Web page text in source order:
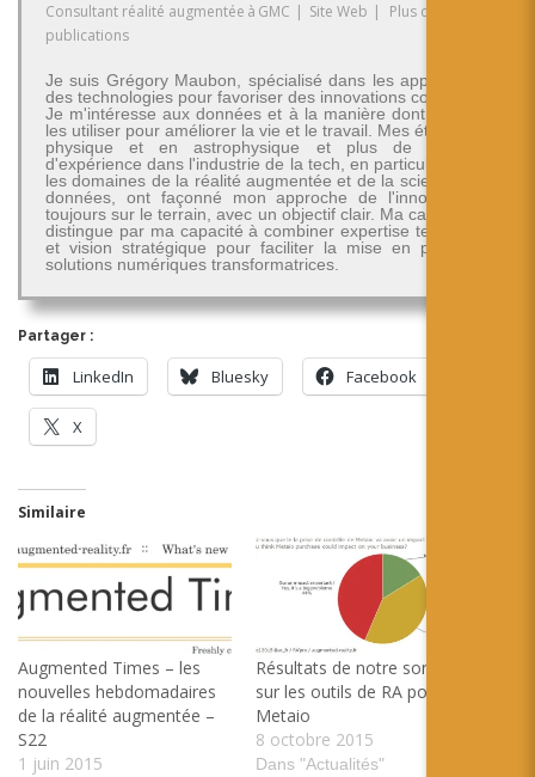
Consultant réalité augmentée à GMC | Site Web |
Plus de
publications
Je suis Grégory Maubon, spécialisé dans les applications
des technologies pour favoriser des innovations concrètes.
Je m'intéresse aux données et à la manière dont on peut
les utiliser pour améliorer la vie et le travail. Mes études en
physique et en astrophysique et plus de 30 ans
d'expérience dans l'industrie de la tech, en particulier dans
les domaines de la réalité augmentée et de la science des
données, ont façonné mon approche de l'innovation -
toujours sur le terrain, avec un objectif clair. Ma carrière se
distingue par ma capacité à combiner expertise technique
et vision stratégique pour faciliter la mise en place de
solutions numériques transformatrices.
Partager :
LinkedIn Bluesky Facebook
X
Similaire
Augmented Times – les
nouvelles hebdomadaires
de la réalité augmentée –
S22
1 juin 2015
Résultats de notre sondage
sur les outils de RA post
Metaio
8 octobre 2015
Dans "Actualités"